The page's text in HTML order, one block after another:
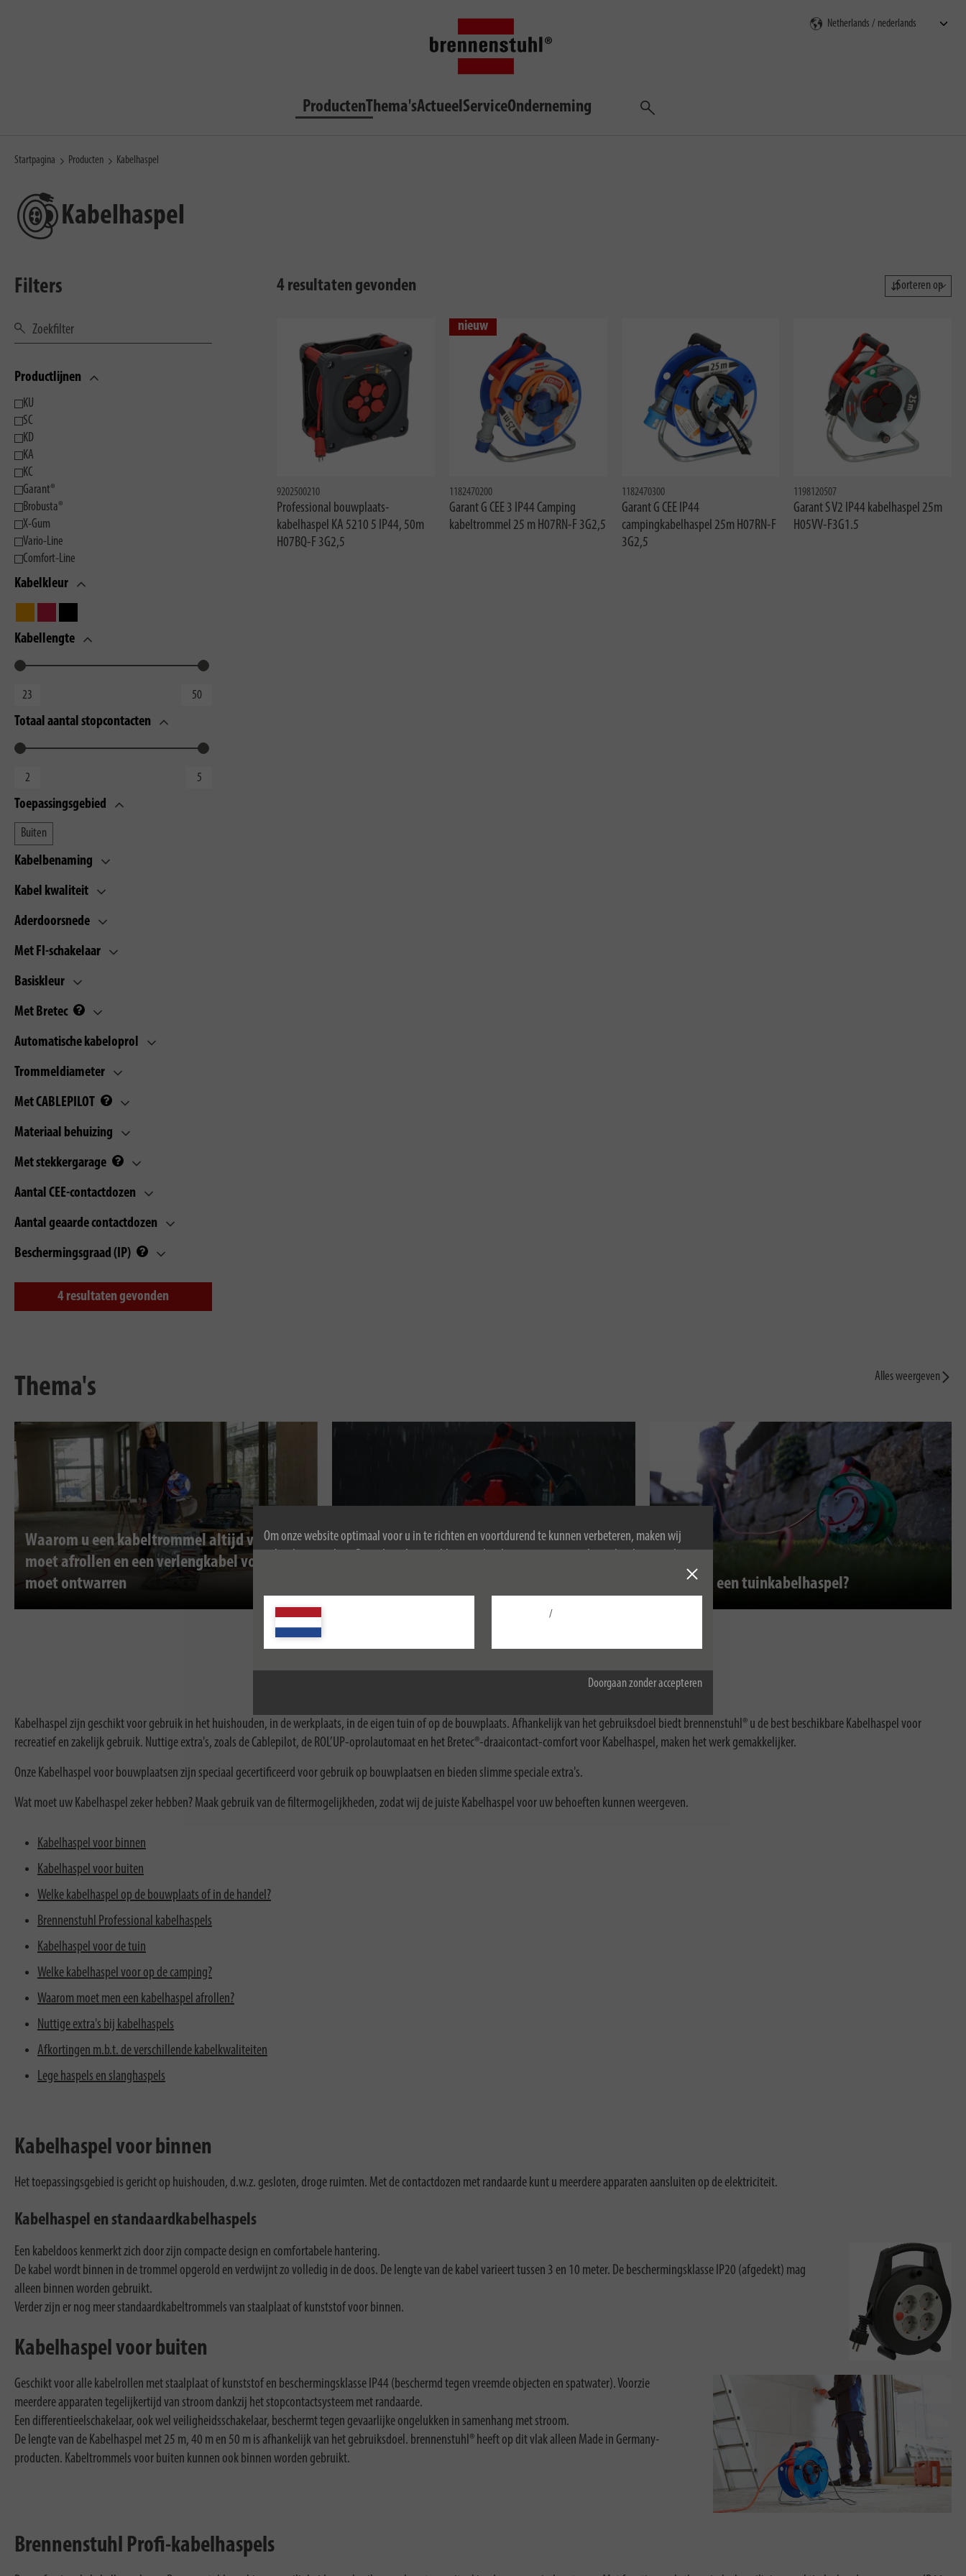
Om onze website optimaal voor u in te richten en voortdurend te kunnen verbeteren, maken wij
Doorgaan zonder accepteren
/
ProductenThema'sActueelServiceOnderneming
Zoeken
Startpagina Producten Kabelhaspel
Kabelhaspel
Filters
Productlijnen
KU
SC
KD
KA
KC
Garant®
Brobusta®
X-Gum
Vario-Line
Comfort-Line
Kabelkleur
Kabellengte
Totaal aantal stopcontacten
Toepassingsgebied
Buiten
Kabelbenaming
Kabel kwaliteit
Aderdoorsnede
Met FI-schakelaar
Basiskleur
Met Bretec
Automatische kabeloprol
Trommeldiameter
Met CABLEPILOT
Materiaal behuizing
Met stekkergarage
Aantal CEE-contactdozen
Aantal geaarde contactdozen
Beschermingsgraad (IP)
4 resultaten gevonden
4 resultaten gevonden Sorteren op
9202500210
Professional bouwplaats-
kabelhaspel KA 5210 5 IP44, 50m
H07BQ-F 3G2,5
nieuw
1182470200
Garant G CEE 3 IP44 Camping
kabeltrommel 25 m H07RN-F 3G2,5
1182470300
Garant G CEE IP44
campingkabelhaspel 25m H07RN-F
3G2,5
1198120507
Garant S V2 IP44 kabelhaspel 25m
H05VV-F3G1.5
Thema's Alles weergeven
Waarom u een kabeltrommel altijd volledig
moet afrollen en een verlengkabel volledig
moet ontwarren
Waarom een tuinkabelhaspel?
Kabelhaspel zijn geschikt voor gebruik in het huishouden, in de werkplaats, in de eigen tuin of op de bouwplaats. Afhankelijk van het gebruiksdoel biedt brennenstuhl® u de best beschikbare Kabelhaspel voor
recreatief en zakelijk gebruik. Nuttige extra's, zoals de Cablepilot, de ROL’UP-oprolautomaat en het Bretec®-draaicontact-comfort voor Kabelhaspel, maken het werk gemakkelijker.
Onze Kabelhaspel voor bouwplaatsen zijn speciaal gecertificeerd voor gebruik op bouwplaatsen en bieden slimme speciale extra's.
Wat moet uw Kabelhaspel zeker hebben? Maak gebruik van de filtermogelijkheden, zodat wij de juiste Kabelhaspel voor uw behoeften kunnen weergeven.
Kabelhaspel voor binnen
Kabelhaspel voor buiten
Welke kabelhaspel op de bouwplaats of in de handel?
Brennenstuhl Professional kabelhaspels
Kabelhaspel voor de tuin
Welke kabelhaspel voor op de camping?
Waarom moet men een kabelhaspel afrollen?
Nuttige extra's bij kabelhaspels
Afkortingen m.b.t. de verschillende kabelkwaliteiten
Lege haspels en slanghaspels
Kabelhaspel voor binnen
Het toepassingsgebied is gericht op huishouden, d.w.z. gesloten, droge ruimten. Met de contactdozen met randaarde kunt u meerdere apparaten aansluiten op de elektriciteit.
Kabelhaspel en standaardkabelhaspels
Een kabeldoos kenmerkt zich door zijn compacte design en comfortabele hantering.
De kabel wordt binnen in de trommel opgerold en verdwijnt zo volledig in de doos. De lengte van de kabel varieert tussen 3 en 10 meter. De beschermingsklasse IP20 (afgedekt) mag
alleen binnen worden gebruikt.
Verder zijn er nog meer standaardkabeltrommels van staalplaat of kunststof voor binnen.
Kabelhaspel voor buiten
Geschikt voor alle kabelrollen met staalplaat of kunststof en beschermingsklasse IP44 (beschermd tegen vreemde objecten en spatwater). Voorzie
meerdere apparaten tegelijkertijd van stroom dankzij het stopcontactsysteem met randaarde.
Een differentieelschakelaar, ook wel veiligheidsschakelaar, beschermt tegen gevaarlijke ongelukken in samenhang met stroom.
De lengte van de Kabelhaspel met 25 m, 40 m en 50 m is afhankelijk van het gebruiksdoel. brennenstuhl® heeft op dit vlak alleen Made in Germany-
producten. Kabeltrommels voor buiten kunnen ook binnen worden gebruikt.
Brennenstuhl Profi-kabelhaspels